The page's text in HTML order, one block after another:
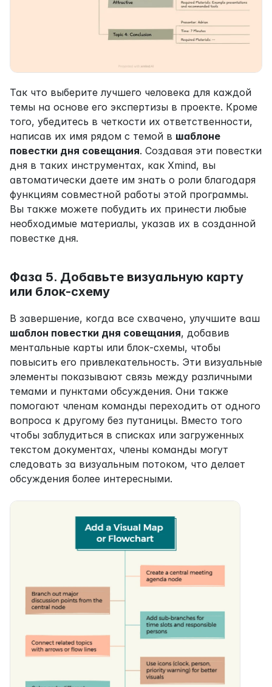
Так что выберите лучшего человека для каждой
темы на основе его экспертизы в проекте. Кроме
того, убедитесь в четкости их ответственности,
написав их имя рядом с темой в шаблоне
повестки дня совещания. Создавая эти повестки
дня в таких инструментах, как Xmind, вы
автоматически даете им знать о роли благодаря
функциям совместной работы этой программы.
Вы также можете побудить их принести любые
необходимые материалы, указав их в созданной
повестке дня.
Фаза 5. Добавьте визуальную карту
или блок-схему
шаблон повестки дня совещания, добавив
ментальные карты или блок-схемы, чтобы
повысить его привлекательность. Эти визуальные
элементы показывают связь между различными
темами и пунктами обсуждения. Они также
помогают членам команды переходить от одного
вопроса к другому без путаницы. Вместо того
чтобы заблудиться в списках или загруженных
текстом документах, члены команды могут
следовать за визуальным потоком, что делает
обсуждения более интересными.